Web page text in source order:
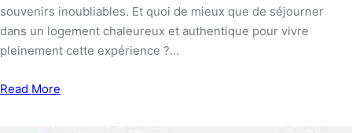
souvenirs inoubliables. Et quoi de mieux que de séjourner
dans un logement chaleureux et authentique pour vivre
pleinement cette expérience ?…
Read More